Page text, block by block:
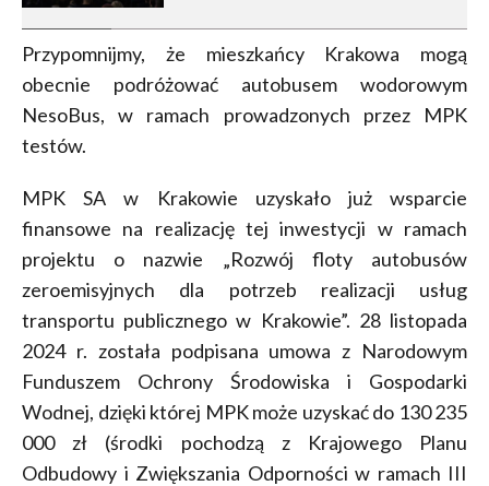
Przypomnijmy, że mieszkańcy Krakowa mogą
obecnie podróżować autobusem wodorowym
NesoBus, w ramach prowadzonych przez MPK
testów.
MPK SA w Krakowie uzyskało już wsparcie
finansowe na realizację tej inwestycji w ramach
projektu o nazwie „Rozwój floty autobusów
zeroemisyjnych dla potrzeb realizacji usług
transportu publicznego w Krakowie”. 28 listopada
2024 r. została podpisana umowa z Narodowym
Funduszem Ochrony Środowiska i Gospodarki
Wodnej, dzięki której MPK może uzyskać do 130 235
000 zł (środki pochodzą z Krajowego Planu
Odbudowy i Zwiększania Odporności w ramach III